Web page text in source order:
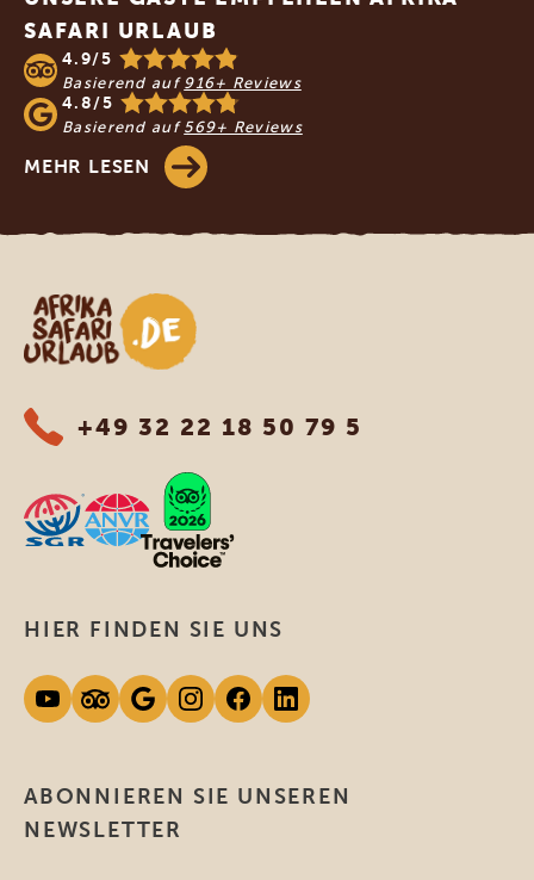
SAFARI URLAUB
4.9/5
Basierend auf 916+ Reviews
4.8/5
Basierend auf 569+ Reviews
MEHR LESEN
Afrika Safari Urlaub
+49 32 22 18 50 79 5
ABONNIEREN SIE UNSEREN
NEWSLETTER
HIER FINDEN SIE UNS